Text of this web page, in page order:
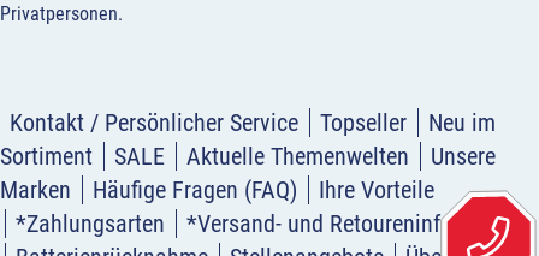
Privatpersonen.
Kontakt / Persönlicher Service Topseller
Neu im
Sortiment
SALE Aktuelle Themenwelten
Unsere
Marken
Häufige Fragen (FAQ)
Ihre Vorteile
*Zahlungsarten
*Versand- und Retoureninformation